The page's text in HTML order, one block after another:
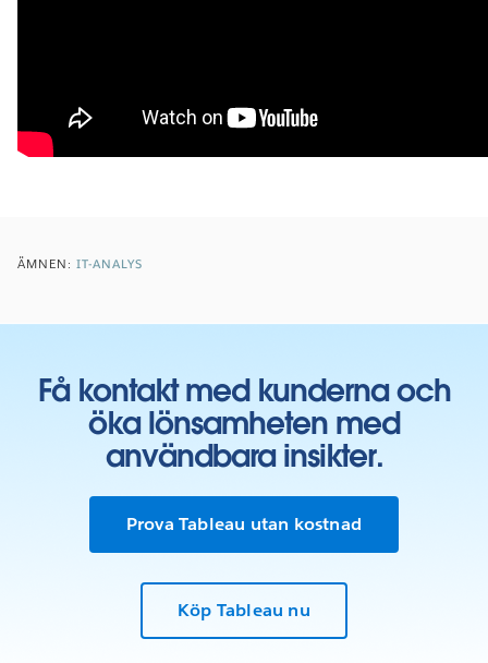
ÄMNEN: IT-ANALYS
Få kontakt med kunderna och
öka lönsamheten med
användbara insikter.
Prova Tableau utan kostnad
Köp Tableau nu